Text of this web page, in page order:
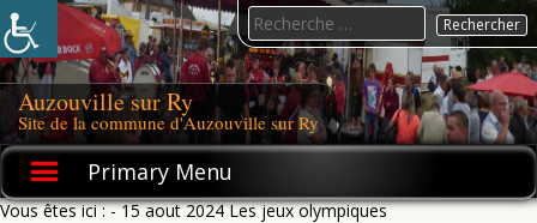
Skip
to
content
Auzouville sur Ry
Site de la commune d'Auzouville sur Ry
Primary Menu
Search
for:
Vous êtes ici :- 15 aout 2024 Les jeux olympiques